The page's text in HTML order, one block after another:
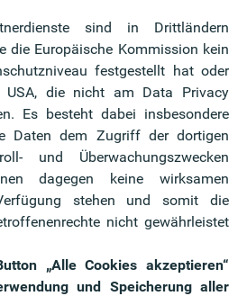
geboten, eine Abdeckung
Überdachungen.
immer wieder selbst Hand
müssen Sie mit einem
Pumpe und
im Pool stets sauber und
ablassen, alle Rohre und
warm einlagern. Und bevor
steht im Frühjahr eine
sind in Drittländern
die Europäische Kommission kein
festgestellt hat oder
USA, die nicht am Data Privacy
Es besteht dabei insbesondere
Daten dem Zugriff der dortigen
und Überwachungszwecken
dagegen keine wirksamen
stehen und somit die
nicht gewährleistet
„Alle Cookies akzeptieren“
und Speicherung aller